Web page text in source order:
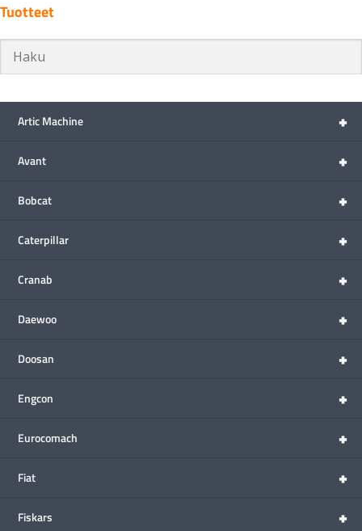
Tuotteet
+
Artic Machine
+
Avant
+
Bobcat
+
Caterpillar
+
Cranab
+
Daewoo
+
Doosan
+
Engcon
+
Eurocomach
+
Fiat
+
Fiskars